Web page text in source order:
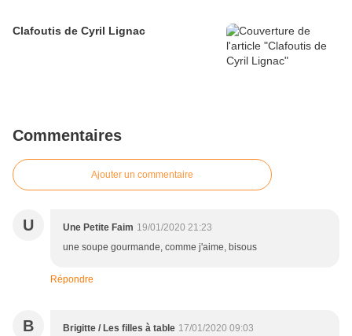
Clafoutis de Cyril Lignac
Commentaires
Ajouter un commentaire
U Une Petite Faim 19/01/2020 21:23
une soupe gourmande, comme j'aime, bisous
Répondre
B Brigitte / Les filles à table 17/01/2020 09:03